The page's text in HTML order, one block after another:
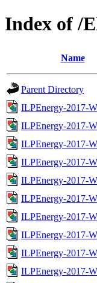
Index of /
Name
Parent Directory
ILPEnergy-2017-
ILPEnergy-2017-
ILPEnergy-2017-
ILPEnergy-2017-
ILPEnergy-2017-
ILPEnergy-2017-
ILPEnergy-2017-
ILPEnergy-2017-
ILPEnergy-2017-
ILPEnergy-2017-